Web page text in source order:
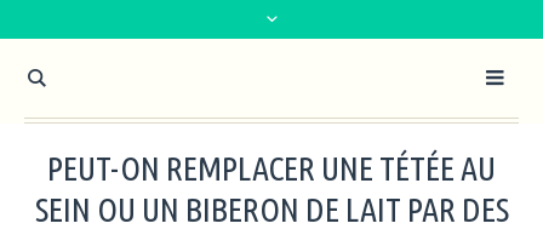
PEUT-ON REMPLACER UNE TÉTÉE AU
SEIN OU UN BIBERON DE LAIT PAR DES